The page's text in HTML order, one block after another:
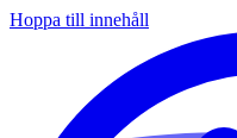
Hoppa till innehåll